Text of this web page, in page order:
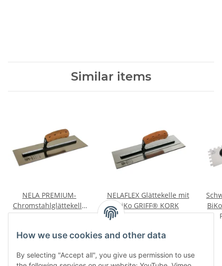
Similar items
NELA PREMIUM-
Chromstahlglättekelle
extra leicht mit BiKo
Price on request
NELAFLEX Glättekelle mit
BiKo GRIFF® KORK
Price on request
How we use cookies and other data
By selecting "Accept all", you give us permission to use